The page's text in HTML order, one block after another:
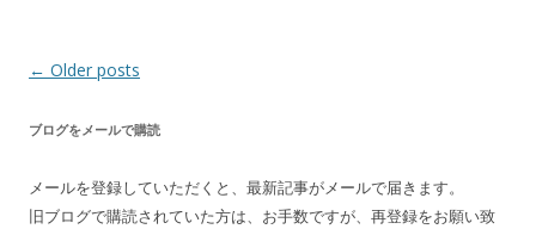
Post
← Older posts
ブログをメールで購読
メールを登録していただくと、最新記事がメールで届きます。
旧ブログで購読されていた方は、お手数ですが、再登録をお願い致